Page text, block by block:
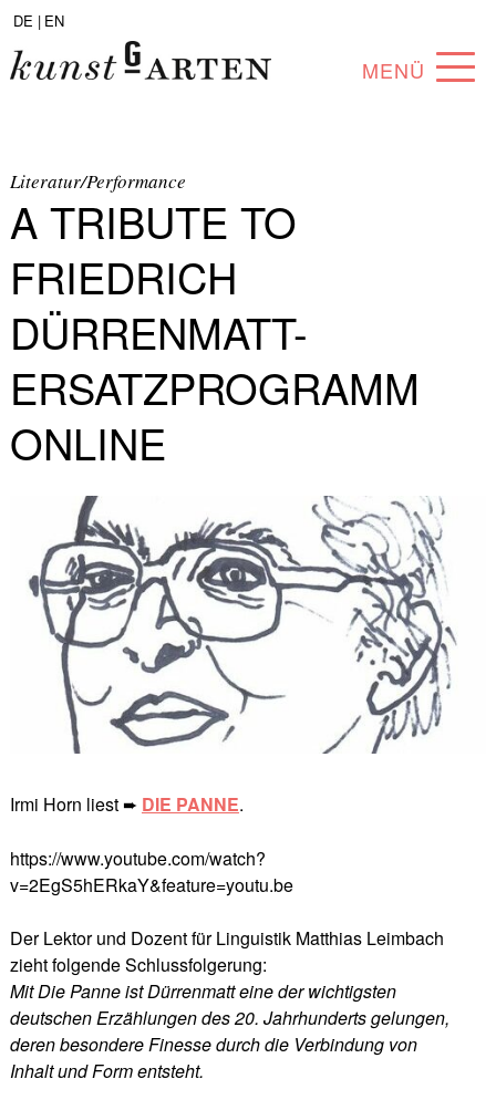
DE | EN
MENÜ
SAMMLUNG
KÜNSTLER*INNEN
PARTNER*INNEN
ANGEBOTE
Literatur/Performance
A TRIBUTE TO
FRIEDRICH
DÜRRENMATT-
ERSATZPROGRAMM
ONLINE
Irmi Horn liest ➨ DIE PANNE.
https://www.youtube.com/watch?
v=2EgS5hERkaY&feature=youtu.be
Der Lektor und Dozent für Linguistik Matthias Leimbach
zieht folgende Schlussfolgerung:
Mit Die Panne ist Dürrenmatt eine der wichtigsten
deutschen Erzählungen des 20. Jahrhunderts gelungen,
deren besondere Finesse durch die Verbindung von
Inhalt und Form entsteht.